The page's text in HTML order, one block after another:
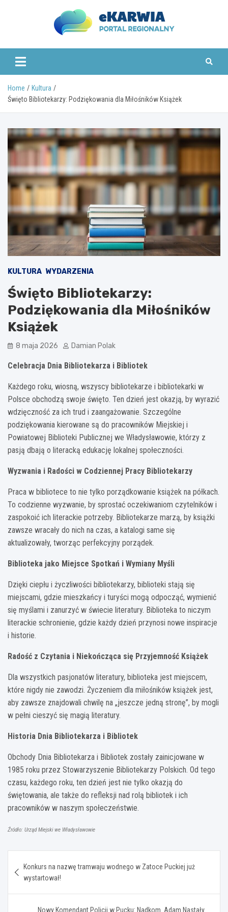
www.ekarwia.pl
Home
Kultura
Święto Bibliotekarzy: Podziękowania dla Miłośników Książek
KULTURA WYDARZENIA
Święto Bibliotekarzy:
Podziękowania dla Miłośników
Książek
8 maja 2026 Damian Polak
Celebracja Dnia Bibliotekarza i Bibliotek
Każdego roku, wiosną, wszyscy bibliotekarze i bibliotekarki w
Polsce obchodzą swoje święto. Ten dzień jest okazją, by wyrazić
wdzięczność za ich trud i zaangażowanie. Szczególne
podziękowania kierowane są do pracowników Miejskiej i
Powiatowej Biblioteki Publicznej we Władysławowie, którzy z
pasją dbają o literacką edukację lokalnej społeczności.
Wyzwania i Radości w Codziennej Pracy Bibliotekarzy
Praca w bibliotece to nie tylko porządkowanie książek na półkach.
To codzienne wyzwanie, by sprostać oczekiwaniom czytelników i
zaspokoić ich literackie potrzeby. Bibliotekarze marzą, by książki
zawsze wracały do nich na czas, a katalogi same się
aktualizowały, tworząc perfekcyjny porządek.
Biblioteka jako Miejsce Spotkań i Wymiany Myśli
Dzięki ciepłu i życzliwości bibliotekarzy, biblioteki stają się
miejscami, gdzie mieszkańcy i turyści mogą odpocząć, wymienić
się myślami i zanurzyć w świecie literatury. Biblioteka to niczym
literackie schronienie, gdzie każdy dzień przynosi nowe inspiracje
i historie.
Radość z Czytania i Niekończąca się Przyjemność Książek
Dla wszystkich pasjonatów literatury, biblioteka jest miejscem,
które nigdy nie zawodzi. Życzeniem dla miłośników książek jest,
aby zawsze znajdowali chwilę na „jeszcze jedną stronę”, by mogli
w pełni cieszyć się magią literatury.
Historia Dnia Bibliotekarza i Bibliotek
Obchody Dnia Bibliotekarza i Bibliotek zostały zainicjowane w
1985 roku przez Stowarzyszenie Bibliotekarzy Polskich. Od tego
czasu, każdego roku, ten dzień jest nie tylko okazją do
świętowania, ale także do refleksji nad rolą bibliotek i ich
pracowników w naszym społeczeństwie.
Źródło: Urząd Miejski we Władysławowie
wpisu
Konkurs na nazwę tramwaju wodnego w Zatoce Puckiej już
wystartował!
Nowy Komendant Policji w Pucku: Nadkom. Adam Nastały